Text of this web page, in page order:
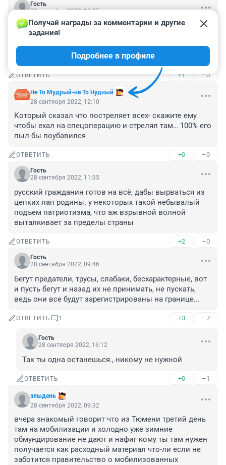
Гость
28 сентября 2022, 12:25
Молодцы предприниматели. На таких бегунах грех не
нажиться. Сейчас потратят на свои бега миллионов
несколько, а потом окажется, что никто и никуда их
призывать не собирался.
ОТВЕТИТЬ +1 –0
Не То Мудрый-не То Нудный
Получай награды за комментарии и другие
задания!
Подробнее в профиле
28 сентября 2022, 12:10
Который сказал что постреляет всех- скажите ему
чтобы ехал на спецоперацию и стрелял там… 100% его
пыл бы поубавился
ОТВЕТИТЬ +0 –0
Гость
28 сентября 2022, 11:35
русский гражданин готов на всё, дабы вырваться из
цепких лап родины. у некоторых такой небывалый
подъем патриотизма, что аж взрывной волной
выталкивает за пределы страны
ОТВЕТИТЬ +2 –0
Гость
28 сентября 2022, 09:46
Бегут предатели, трусы, слабаки, бесхарактерные, вот
и пусть бегут и назад их не принимать, не пускать,
ведь они все будут зарегистрированы на границе...
ОТВЕТИТЬ 1 +3 –7
Гость
28 сентября 2022, 16:12
Так ты одна останешься., никому не нужной
ОТВЕТИТЬ +0 –1
злыдень
28 сентября 2022, 09:32
вчера знакомый говорит что из Тюмени третий день
там на мобилизации и холодно уже зимние
обмундирование не дают и нафиг кому ты там нужен
получается как расходный материал что-ли если не
заботится правительство о мобилизованных